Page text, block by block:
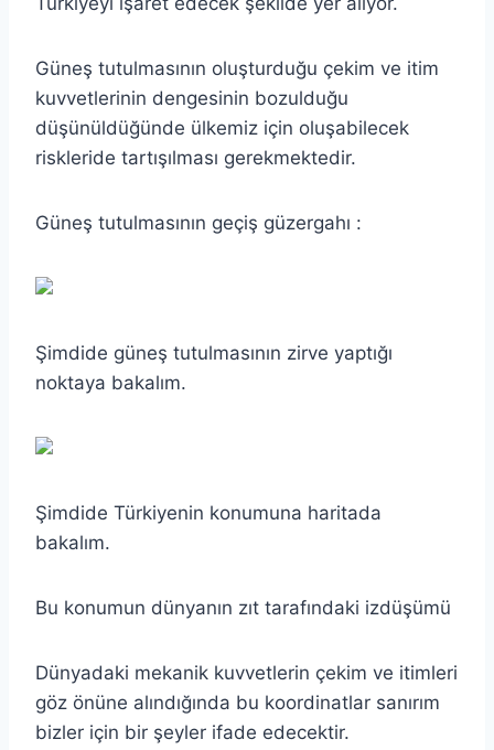
Güneş tutulmasının oluşturduğu çekim ve itim
kuvvetlerinin dengesinin bozulduğu
düşünüldüğünde ülkemiz için oluşabilecek
riskleride tartışılması gerekmektedir.
Güneş tutulmasının geçiş güzergahı :
Şimdide güneş tutulmasının zirve yaptığı
noktaya bakalım.
Şimdide Türkiyenin konumuna haritada
bakalım.
Bu konumun dünyanın zıt tarafındaki izdüşümü
Dünyadaki mekanik kuvvetlerin çekim ve itimleri
göz önüne alındığında bu koordinatlar sanırım
bizler için bir şeyler ifade edecektir.